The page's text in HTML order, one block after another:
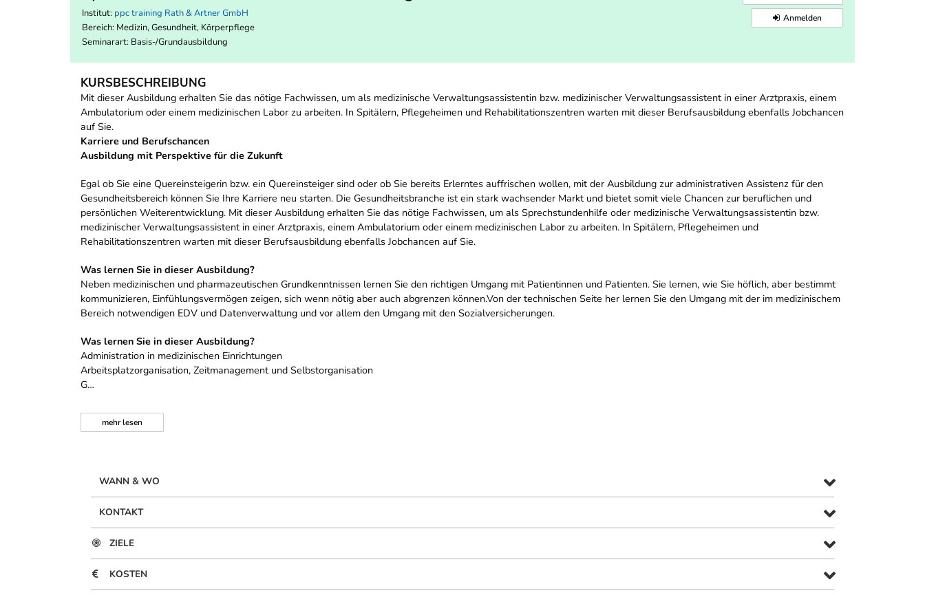
Institut: ppc training Rath & Artner GmbH
Bereich: Medizin, Gesundheit, Körperpflege
Seminarart: Basis-/Grundausbildung
Anmelden
KURSBESCHREIBUNG
Mit dieser Ausbildung erhalten Sie das nötige Fachwissen, um als medizinische Verwaltungsassistentin bzw. medizinischer Verwaltungsassistent in einer Arztpraxis, einem
Ambulatorium oder einem medizinischen Labor zu arbeiten. In Spitälern, Pflegeheimen und Rehabilitationszentren warten mit dieser Berufsausbildung ebenfalls Jobchancen
auf Sie.
Karriere und Berufschancen
Ausbildung mit Perspektive für die Zukunft
Egal ob Sie eine Quereinsteigerin bzw. ein Quereinsteiger sind oder ob Sie bereits Erlerntes auffrischen wollen, mit der Ausbildung zur administrativen Assistenz für den
Gesundheitsbereich können Sie Ihre Karriere neu starten. Die Gesundheitsbranche ist ein stark wachsender Markt und bietet somit viele Chancen zur beruflichen und
persönlichen Weiterentwicklung. Mit dieser Ausbildung erhalten Sie das nötige Fachwissen, um als Sprechstundenhilfe oder medizinische Verwaltungsassistentin bzw.
medizinischer Verwaltungsassistent in einer Arztpraxis, einem Ambulatorium oder einem medizinischen Labor zu arbeiten. In Spitälern, Pflegeheimen und
Rehabilitationszentren warten mit dieser Berufsausbildung ebenfalls Jobchancen auf Sie.
Was lernen Sie in dieser Ausbildung?
Neben medizinischen und pharmazeutischen Grundkenntnissen lernen Sie den richtigen Umgang mit Patientinnen und Patienten. Sie lernen, wie Sie höflich, aber bestimmt
kommunizieren, Einfühlungsvermögen zeigen, sich wenn nötig aber auch abgrenzen können.Von der technischen Seite her lernen Sie den Umgang mit der im medizinischem
Bereich notwendigen EDV und Datenverwaltung und vor allem den Umgang mit den Sozialversicherungen.
Was lernen Sie in dieser Ausbildung?
Administration in medizinischen Einrichtungen
Arbeitsplatzorganisation, Zeitmanagement und Selbstorganisation
G…
mehrlesen
WANN & WO
KONTAKT
ZIELE
KOSTEN